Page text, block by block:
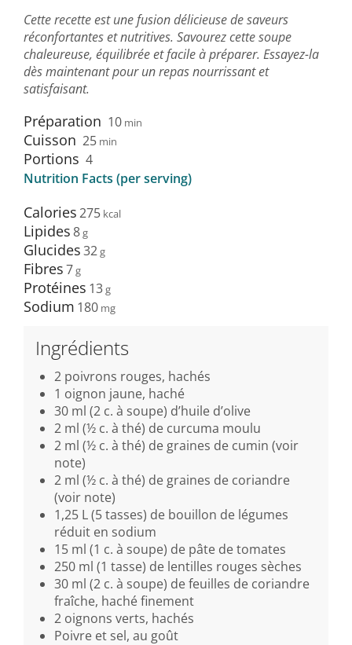
Cette recette est une fusion délicieuse de saveurs
réconfortantes et nutritives. Savourez cette soupe
chaleureuse, équilibrée et facile à préparer. Essayez-la
dès maintenant pour un repas nourrissant et
satisfaisant.
Préparation 10 min
Cuisson 25 min
Portions 4
Nutrition Facts (per serving)
Calories275
Lipides8
Glucides32
Fibres7
Protéines 13
Sodium 180
Ingrédients
2 poivrons rouges, hachés
1 oignon jaune, haché
30 ml (2 c. à soupe) d’huile d’olive
2 ml (½ c. à thé) de curcuma moulu
2 ml (½ c. à thé) de graines de cumin (voir
note)
2 ml (½ c. à thé) de graines de coriandre
(voir note)
1,25 L (5 tasses) de bouillon de légumes
réduit en sodium
15 ml (1 c. à soupe) de pâte de tomates
250 ml (1 tasse) de lentilles rouges sèches
30 ml (2 c. à soupe) de feuilles de coriandre
fraîche, haché finement
2 oignons verts, hachés
Poivre et sel, au goût